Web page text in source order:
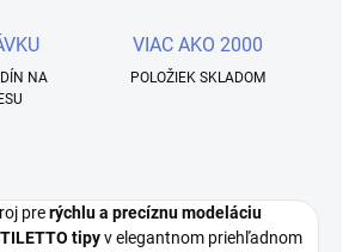
NA
VIAC AKO 2000
POLOŽIEK SKLADOM
prerýchlu a precíznu modeláciu
tipyv elegantnom priehľadnom